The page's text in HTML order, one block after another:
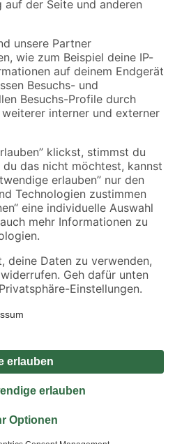
Versandarten
Die dargestellten Angebote sind unter
Die angegebenen Verfügbarkeiten beziehen
gilt nicht für Artikel mit Speditionsversand, hier
Impressum
Vertrag widerrufen